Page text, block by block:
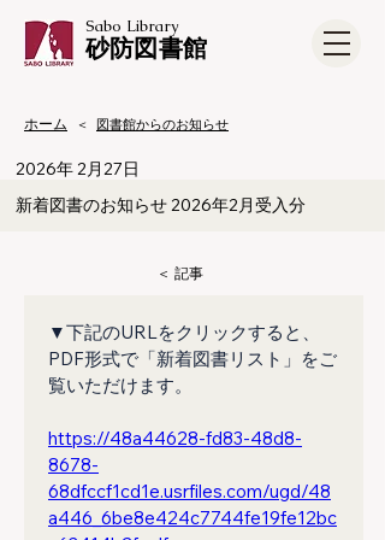
​砂防図書館
Sabo Library
ホーム
2026年 2月27日
＜ 図書館からのお知らせ
新着図書のお知らせ 2026年2月受入分
​＜ 記事
▼下記のURLをクリックすると、
PDF形式で「新着図書リスト」をご
覧いただけます。
https://48a44628-fd83-48d8-
8678-
68dfccf1cd1e.usrfiles.com/ugd/48
a446_6be8e424c7744fe19fe12bc